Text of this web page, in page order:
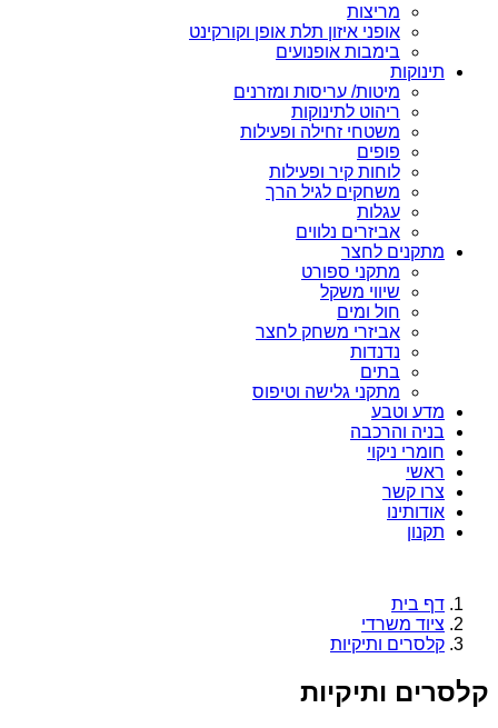
מריצות
אופני איזון תלת אופן וקורקינט
בימבות אופנועים
תינוקות
מיטות/ עריסות ומזרנים
ריהוט לתינוקות
משטחי זחילה ופעילות
פופים
לוחות קיר ופעילות
משחקים לגיל הרך
עגלות
אביזרים נלווים
מתקנים לחצר
מתקני ספורט
שיווי משקל
חול ומים
אביזרי משחק לחצר
נדנדות
בתים
מתקני גלישה וטיפוס
מדע וטבע
בניה והרכבה
חומרי ניקוי
ראשי
צרו קשר
אודותינו
תקנון
דף בית
ציוד משרדי
קלסרים ותיקיות
קלסרים ותיקיות